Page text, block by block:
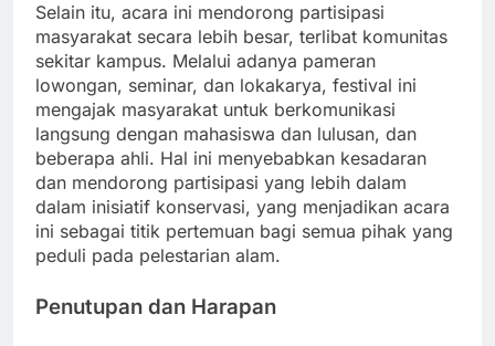
Selain itu, acara ini mendorong partisipasi
masyarakat secara lebih besar, terlibat komunitas
sekitar kampus. Melalui adanya pameran
lowongan, seminar, dan lokakarya, festival ini
mengajak masyarakat untuk berkomunikasi
langsung dengan mahasiswa dan lulusan, dan
beberapa ahli. Hal ini menyebabkan kesadaran
dan mendorong partisipasi yang lebih dalam
dalam inisiatif konservasi, yang menjadikan acara
ini sebagai titik pertemuan bagi semua pihak yang
peduli pada pelestarian alam.
Penutupan dan Harapan